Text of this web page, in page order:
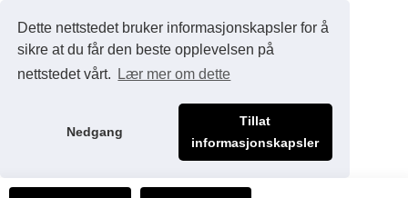
Dette nettstedet bruker informasjonskapsler for å
sikre at du får den beste opplevelsen på
nettstedet vårt.
Lær mer om dette
Nedgang
Tillat
informasjonskapsler